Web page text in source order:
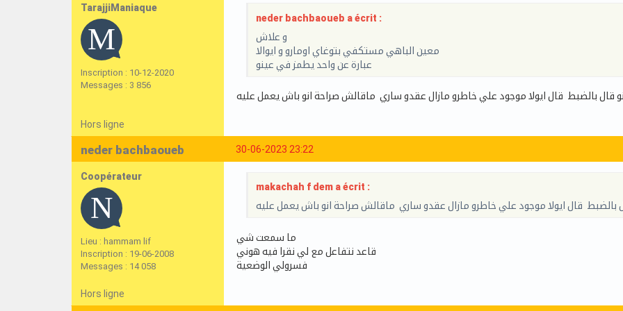
TarajjiManiaque
Inscription : 10-12-2020
Messages : 3 856
neder bachbaoueb a écrit :
و علاش
معين الباهي مستكفي بتوغاي اومارو و ايوالا
عبارة عن واحد يطمز في عينو
بالضبط قال ايولا موجود علي خاطرو مازال عقدو ساري ماقالش صراحة انو باش يعمل عليه
Hors ligne
30-06-2023 23:22
neder bachbaoueb
Coopérateur
Lieu : hammam lif
Inscription : 19-06-2008
Messages : 14 058
makachah f dem a écrit :
قال ايولا موجود علي خاطرو مازال عقدو ساري ماقالش صراحة انو باش يعمل عليه
ما سمعت شي
قاعد نتفاعل مع لي نقرا فيه هوني
فسرولي الوضعية
Hors ligne